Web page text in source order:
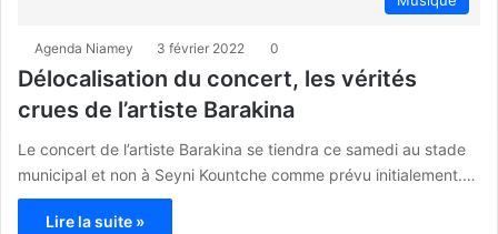
Agenda Niamey 3 février 2022 0
Délocalisation du concert, les vérités
crues de l’artiste Barakina
Le concert de l’artiste Barakina se tiendra ce samedi au stade
municipal et non à Seyni Kountche comme prévu initialement.…
Lire la suite »